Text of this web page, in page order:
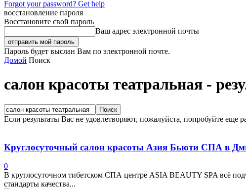
Forgot your password? Get help
восстановление пароля
Восстановите свой пароль
Ваш адрес электронной почты
Пароль будет выслан Вам по электронной почте.
Домой Поиск
салон красоты театральная -
Если результаты Вас не удовлетворяют, пожалуйста, попробуйте еще
Круглосуточный салон красоты Азия Бьюти СПА в
0
В круглосуточном тибетском СПА центре ASIA BEAUTY SPA всё
стандарты качества...